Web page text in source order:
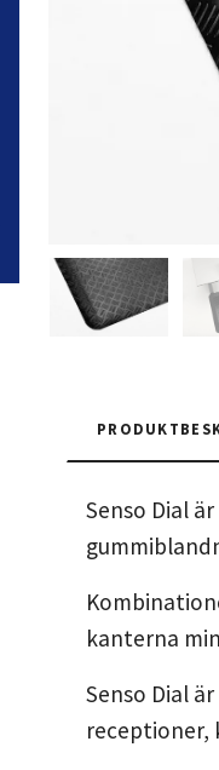
Senso Dial
kanterna
Senso Dial
receptioner,